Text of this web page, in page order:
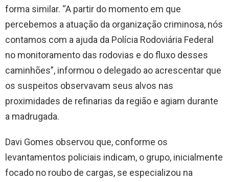
forma similar. “A partir do momento em que
percebemos a atuação da organização criminosa, nós
contamos com a ajuda da Polícia Rodoviária Federal
no monitoramento das rodovias e do fluxo desses
caminhões”, informou o delegado ao acrescentar que
os suspeitos observavam seus alvos nas
proximidades de refinarias da região e agiam durante
a madrugada.
Davi Gomes observou que, conforme os
levantamentos policiais indicam, o grupo, inicialmente
focado no roubo de cargas, se especializou na